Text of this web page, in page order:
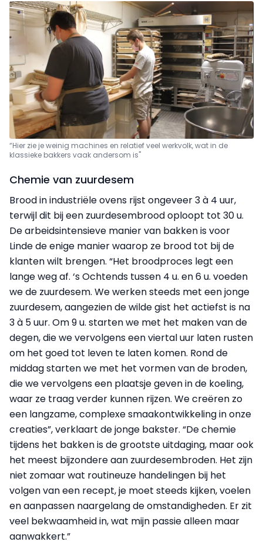
“Hier zie je weinig machines en relatief veel werkvolk, wat in de
klassieke bakkers vaak andersom is"
Chemie van zuurdesem
Brood in industriële ovens rijst ongeveer 3 à 4 uur,
terwijl dit bij een zuurdesembrood oploopt tot 30 u.
De arbeidsintensieve manier van bakken is voor
Linde de enige manier waarop ze brood tot bij de
klanten wilt brengen. “Het broodproces legt een
lange weg af. ‘s Ochtends tussen 4 u. en 6 u. voeden
we de zuurdesem. We werken steeds met een jonge
zuurdesem, aangezien de wilde gist het actiefst is na
3 à 5 uur. Om 9 u. starten we met het maken van de
degen, die we vervolgens een viertal uur laten rusten
om het goed tot leven te laten komen. Rond de
middag starten we met het vormen van de broden,
die we vervolgens een plaatsje geven in de koeling,
waar ze traag verder kunnen rijzen. We creëren zo
een langzame, complexe smaakontwikkeling in onze
creaties”, verklaart de jonge bakster. “De chemie
tijdens het bakken is de grootste uitdaging, maar ook
het meest bijzondere aan zuurdesembroden. Het zijn
niet zomaar wat routineuze handelingen bij het
volgen van een recept, je moet steeds kijken, voelen
en aanpassen naargelang de omstandigheden. Er zit
veel bekwaamheid in, wat mijn passie alleen maar
aanwakkert.”